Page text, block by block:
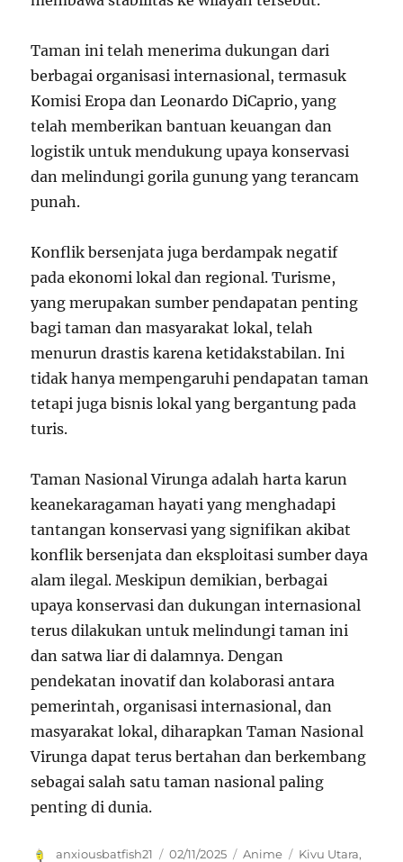
Taman ini telah menerima dukungan dari
berbagai organisasi internasional, termasuk
Komisi Eropa dan Leonardo DiCaprio, yang
telah memberikan bantuan keuangan dan
logistik untuk mendukung upaya konservasi
dan melindungi gorila gunung yang terancam
punah.
Konflik bersenjata juga berdampak negatif
pada ekonomi lokal dan regional. Turisme,
yang merupakan sumber pendapatan penting
bagi taman dan masyarakat lokal, telah
menurun drastis karena ketidakstabilan. Ini
tidak hanya mempengaruhi pendapatan taman
tetapi juga bisnis lokal yang bergantung pada
turis.
Taman Nasional Virunga adalah harta karun
keanekaragaman hayati yang menghadapi
tantangan konservasi yang signifikan akibat
konflik bersenjata dan eksploitasi sumber daya
alam ilegal. Meskipun demikian, berbagai
upaya konservasi dan dukungan internasional
terus dilakukan untuk melindungi taman ini
dan satwa liar di dalamnya. Dengan
pendekatan inovatif dan kolaborasi antara
pemerintah, organisasi internasional, dan
masyarakat lokal, diharapkan Taman Nasional
Virunga dapat terus bertahan dan berkembang
sebagai salah satu taman nasional paling
penting di dunia.
Author
anxiousbatfish21
Posted
02/11/2025 Categories
Anime Tags
Kivu Utara,